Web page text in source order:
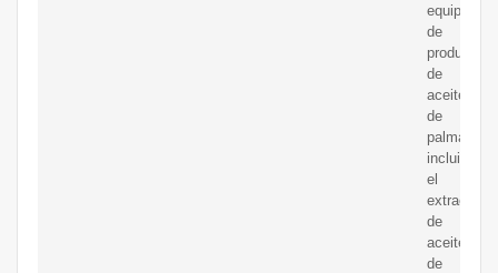
equipos
de
producción
de
aceite
de
palma,
incluido
el
extractor
de
aceite
de